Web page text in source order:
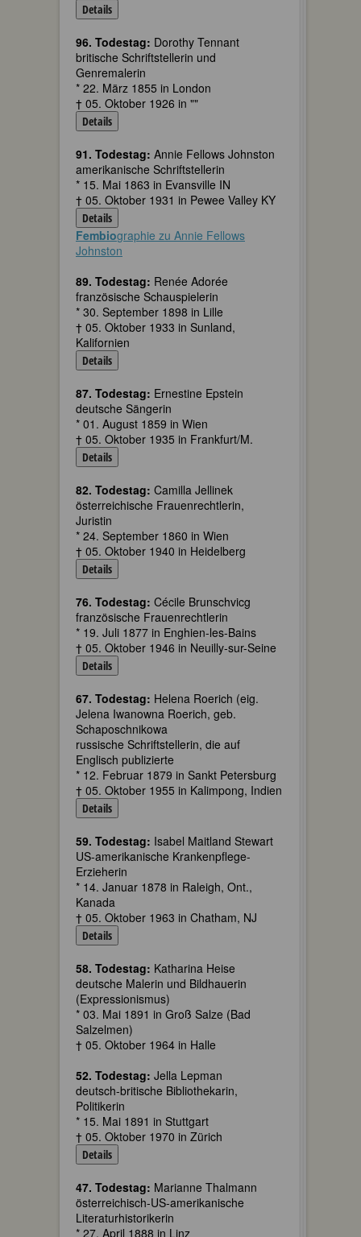
Details
96. Todestag: Dorothy Tennant
britische Schriftstellerin und
Genremalerin
* 22. März 1855 in London
† 05. Oktober 1926 in ""
Details
91. Todestag: Annie Fellows Johnston
amerikanische Schriftstellerin
* 15. Mai 1863 in Evansville IN
† 05. Oktober 1931 in Pewee Valley KY
Details
Fembiographie zu Annie Fellows
Johnston
89. Todestag: Renée Adorée
französische Schauspielerin
* 30. September 1898 in Lille
† 05. Oktober 1933 in Sunland,
Kalifornien
Details
87. Todestag: Ernestine Epstein
deutsche Sängerin
* 01. August 1859 in Wien
† 05. Oktober 1935 in Frankfurt/M.
Details
82. Todestag: Camilla Jellinek
österreichische Frauenrechtlerin,
Juristin
* 24. September 1860 in Wien
† 05. Oktober 1940 in Heidelberg
Details
76. Todestag: Cécile Brunschvicg
französische Frauenrechtlerin
* 19. Juli 1877 in Enghien-les-Bains
† 05. Oktober 1946 in Neuilly-sur-Seine
Details
67. Todestag: Helena Roerich (eig.
Jelena Iwanowna Roerich, geb.
Schaposchnikowa
russische Schriftstellerin, die auf
Englisch publizierte
* 12. Februar 1879 in Sankt Petersburg
† 05. Oktober 1955 in Kalimpong, Indien
Details
59. Todestag: Isabel Maitland Stewart
US-amerikanische Krankenpflege-
Erzieherin
* 14. Januar 1878 in Raleigh, Ont.,
Kanada
† 05. Oktober 1963 in Chatham, NJ
Details
58. Todestag: Katharina Heise
deutsche Malerin und Bildhauerin
(Expressionismus)
* 03. Mai 1891 in Groß Salze (Bad
Salzelmen)
† 05. Oktober 1964 in Halle
52. Todestag: Jella Lepman
deutsch-britische Bibliothekarin,
Politikerin
* 15. Mai 1891 in Stuttgart
† 05. Oktober 1970 in Zürich
Details
47. Todestag: Marianne Thalmann
österreichisch-US-amerikanische
Literaturhistorikerin
* 27. April 1888 in Linz